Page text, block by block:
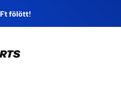
Ft fölött!